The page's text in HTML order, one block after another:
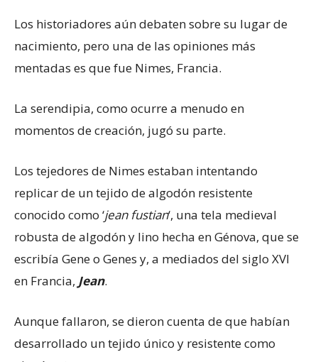
Los historiadores aún debaten sobre su lugar de
nacimiento, pero una de las opiniones más
mentadas es que fue Nimes, Francia.
La serendipia, como ocurre a menudo en
momentos de creación, jugó su parte.
Los tejedores de Nimes estaban intentando
replicar de un tejido de algodón resistente
conocido como ‘jean fustian‘, una tela medieval
robusta de algodón y lino hecha en Génova, que se
escribía Gene o Genes y, a mediados del siglo XVI
en Francia, Jean.
Aunque fallaron, se dieron cuenta de que habían
desarrollado un tejido único y resistente como